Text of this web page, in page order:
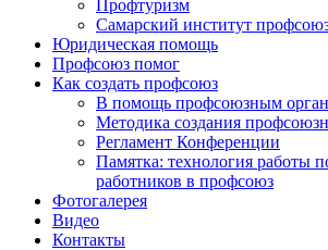
Профтуризм
Самарский институт
Юридическая помощь
Профсоюз помог
Как создать профсоюз
В помощь профсоюзным
Методика создания
Регламент Конференции
Памятка: технология работы
работников в профсоюз
Фотогалерея
Видео
Контакты